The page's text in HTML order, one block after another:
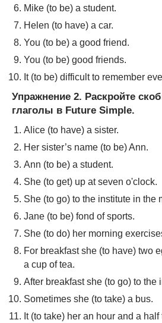
Mike (to be) a student.
Helen (to have) a car.
You (to be) a good friend.
You (to be) good friends.
It (to be) difficult to remember
Упражнение 2. Раскройте
глаголы в Future Simple.
Alice (to have) a sister.
Her sister’s name (to be) Ann.
Ann (to be) a student.
She (to get) up at seven o'clock.
She (to go) to the institute in the
Jane (to be) fond of sports.
She (to do) her morning
For breakfast she (to have) two
a cup of tea.
After breakfast she (to go) to the
Sometimes she (to take) a bus.
It (to take) her an hour and a